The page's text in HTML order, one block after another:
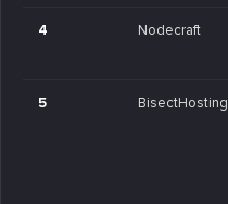
4 Nodecraft
5 BisectHosting